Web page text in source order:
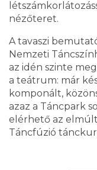
nézőteret.
A tavaszi
Nemzeti
az idén szinte
a teátrum: már
komponált,
azaz a Táncpark
elérhető az
Táncfúzió